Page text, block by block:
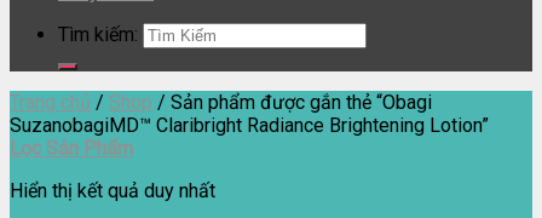
Tìm kiếm:
Trang chủ / Shop / Sản phẩm được gắn thẻ “Obagi
SuzanobagiMD™ Claribright Radiance Brightening Lotion”
Lọc Sản Phẩm
Hiển thị kết quả duy nhất